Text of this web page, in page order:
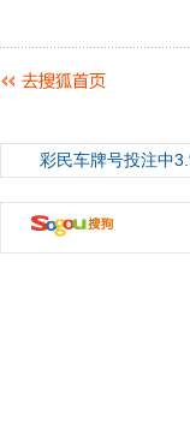
彩民车牌号投注中